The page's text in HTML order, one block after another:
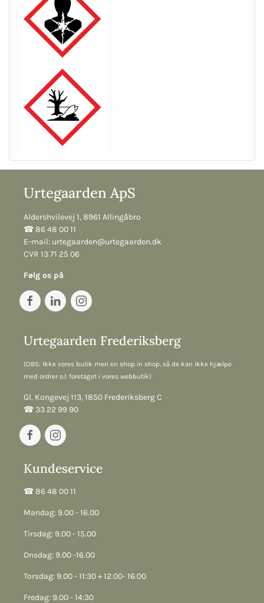
Urtegaarden ApS
Aldershvilevej 1, 8961 Allingåbro
☎︎ 86 48 00 11
E-mail: urtegaarden@urtegaarden.dk
CVR 13 71 25 06
Følg os på
Urtegaarden Frederiksberg
(OBS: Ikke vores butik men en shop in shop, så de kan ikke hjælpe
med ordrer o.l. foretaget i vores webbutik)
Gl. Kongevej 113, 1850 Frederiksberg C
☎︎ 33 22 99 90
Kundeservice
☎︎ 86 48 00 11
Mandag: 9.00 - 16.00
Tirsdag: 9.00 - 15.00
Onsdag: 9.00 -16.00
Torsdag: 9.00 - 11:30 + 12.00- 16.00
Fredag: 9.00 - 14:30